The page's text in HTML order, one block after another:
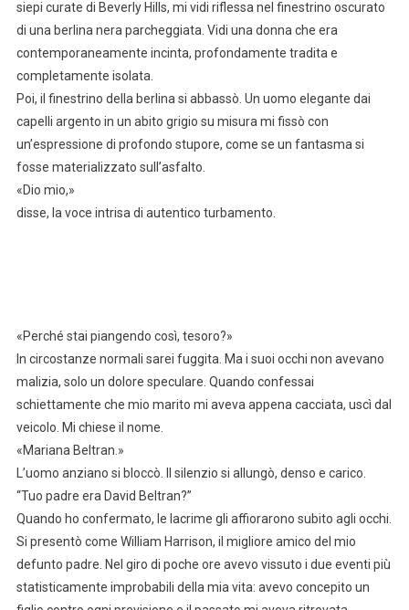
siepi curate di Beverly Hills, mi vidi riflessa nel finestrino oscurato
di una berlina nera parcheggiata. Vidi una donna che era
contemporaneamente incinta, profondamente tradita e
completamente isolata.
Poi, il finestrino della berlina si abbassò. Un uomo elegante dai
capelli argento in un abito grigio su misura mi fissò con
un’espressione di profondo stupore, come se un fantasma si
fosse materializzato sull’asfalto.
«Dio mio,»
disse, la voce intrisa di autentico turbamento.
«Perché stai piangendo così, tesoro?»
In circostanze normali sarei fuggita. Ma i suoi occhi non avevano
malizia, solo un dolore speculare. Quando confessai
schiettamente che mio marito mi aveva appena cacciata, uscì dal
veicolo. Mi chiese il nome.
«Mariana Beltran.»
L’uomo anziano si bloccò. Il silenzio si allungò, denso e carico.
“Tuo padre era David Beltran?”
Quando ho confermato, le lacrime gli affiorarono subito agli occhi.
Si presentò come William Harrison, il migliore amico del mio
defunto padre. Nel giro di poche ore avevo vissuto i due eventi più
statisticamente improbabili della mia vita: avevo concepito un